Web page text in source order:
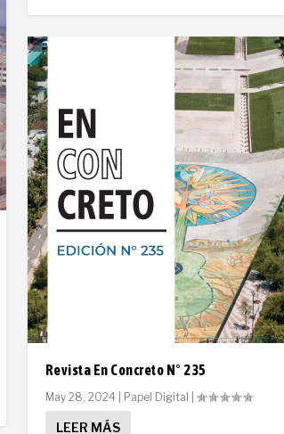
Revista En Concreto N° 235
May 28, 2024| Papel Digital
LEER MÁS